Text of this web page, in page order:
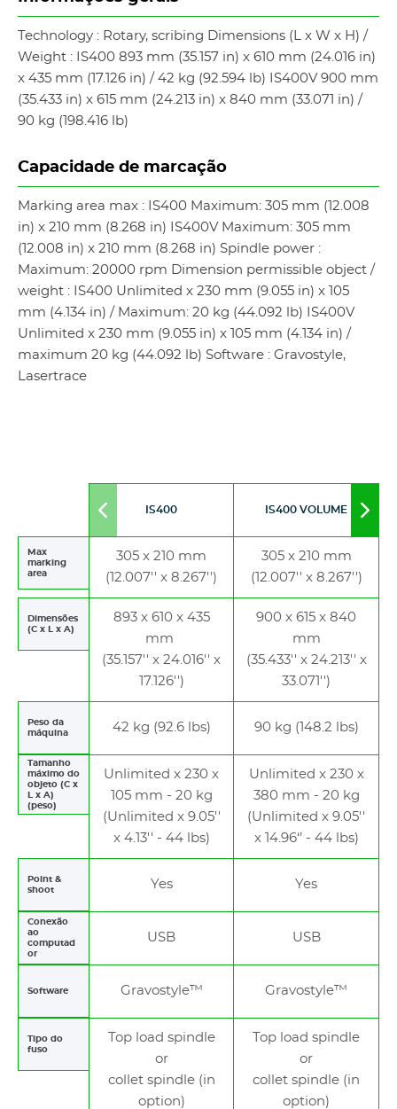
Technology : Rotary, scribing Dimensions (L x W x H) /
Weight : IS400 893 mm (35.157 in) x 610 mm (24.016 in)
x 435 mm (17.126 in) / 42 kg (92.594 lb) IS400V 900 mm
(35.433 in) x 615 mm (24.213 in) x 840 mm (33.071 in) /
90 kg (198.416 lb)
Capacidade de marcação
Marking area max : IS400 Maximum: 305 mm (12.008
in) x 210 mm (8.268 in) IS400V Maximum: 305 mm
(12.008 in) x 210 mm (8.268 in) Spindle power :
Maximum: 20000 rpm Dimension permissible object /
weight : IS400 Unlimited x 230 mm (9.055 in) x 105
mm (4.134 in) / Maximum: 20 kg (44.092 lb) IS400V
Unlimited x 230 mm (9.055 in) x 105 mm (4.134 in) /
maximum 20 kg (44.092 lb) Software : Gravostyle,
Lasertrace
Move
IS400 IS400 VOLUME
Max
marking
area
305 x 210 mm
(12.007'' x 8.267'')
305 x 210 mm
(12.007'' x 8.267'')
Dimensões
(C x L x A)
893 x 610 x 435
mm
(35.157'' x 24.016'' x
17.126'')
900 x 615 x 840
mm
(35.433'' x 24.213'' x
33.071'')
Peso da
máquina
42 kg (92.6 lbs) 90 kg (148.2 lbs)
Tamanho
máximo do
objeto (C x
L x A)
(peso)
Unlimited x 230 x
105 mm - 20 kg
(Unlimited x 9.05''
x 4.13'' - 44 lbs)
Unlimited x 230 x
380 mm - 20 kg
(Unlimited x 9.05''
x 14.96‘’ - 44 lbs)
Point &
shoot
Yes Yes
Conexão
ao
computad
or
USB USB
Software Gravostyle™ Gravostyle™
Tipo do
fuso
Top load spindle
or
collet spindle (in
option)
Top load spindle
or
collet spindle (in
option)